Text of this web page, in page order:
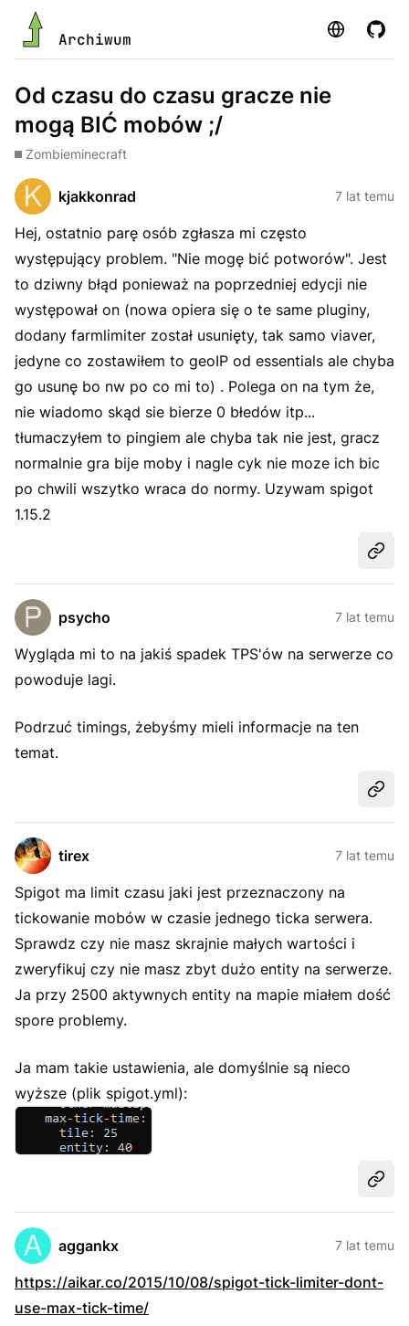
Archiwum Strona
Od czasu do czasu gracze nie
mogą BIĆ mobów ;/
Zombieminecraft
kjakkonrad 7 lat temu
Hej, ostatnio parę osób zgłasza mi często
występujący problem. "Nie mogę bić potworów". Jest
to dziwny błąd ponieważ na poprzedniej edycji nie
występował on (nowa opiera się o te same pluginy,
dodany farmlimiter został usunięty, tak samo viaver,
jedyne co zostawiłem to geoIP od essentials ale chyba
go usunę bo nw po co mi to) . Polega on na tym że,
nie wiadomo skąd sie bierze 0 błedów itp...
tłumaczyłem to pingiem ale chyba tak nie jest, gracz
normalnie gra bije moby i nagle cyk nie moze ich bic
po chwili wszytko wraca do normy. Uzywam spigot
1.15.2
psycho 7 lat temu
Wygląda mi to na jakiś spadek TPS'ów na serwerze co
powoduje lagi.
Podrzuć timings, żebyśmy mieli informacje na ten
temat.
tirex 7 lat temu
Spigot ma limit czasu jaki jest przeznaczony na
tickowanie mobów w czasie jednego ticka serwera.
Sprawdz czy nie masz skrajnie małych wartości i
zweryfikuj czy nie masz zbyt dużo entity na serwerze.
Ja przy 2500 aktywnych entity na mapie miałem dość
spore problemy.
Ja mam takie ustawienia, ale domyślnie są nieco
wyższe (plik spigot.yml):
aggankx 7 lat temu
https://aikar.co/2015/10/08/spigot-tick-limiter-dont-
use-max-tick-time/